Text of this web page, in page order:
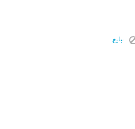
تبليغ